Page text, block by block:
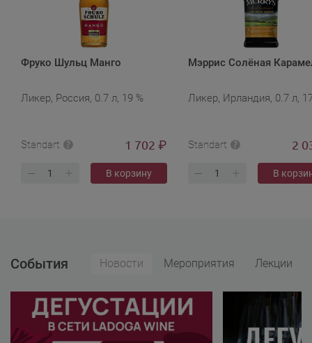
Фруко Шульц Манго
Ликер, Россия, 0.7 л, 19 %
Standart 1 702 ₽
В корзину
Мэррис Солёная
Ликер, Ирландия, 0.7 л,
Standart 2
В
События Новости Мероприятия Лекции